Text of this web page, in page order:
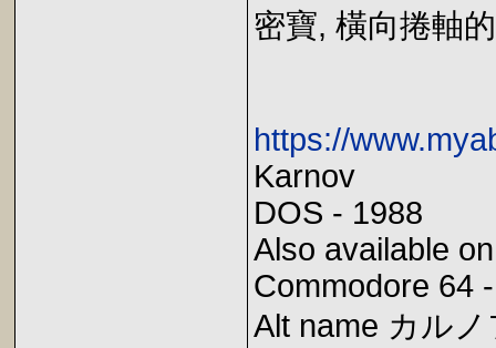
密寶, 橫向捲軸
https://
Karnov
DOS - 1988
Also available
Commodore 64
Alt name カルノ